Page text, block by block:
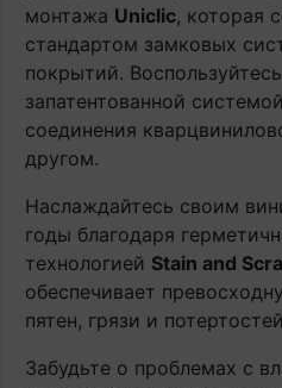
монтажа Uniclic, которая
стандартом замковых
покрытий.
запатентованной
соединения
другом.
Наслаждайтесь своим
годы благодаря
технологией Stain and
обеспечивает
пятен, грязи и
Забудьте о проблемах с